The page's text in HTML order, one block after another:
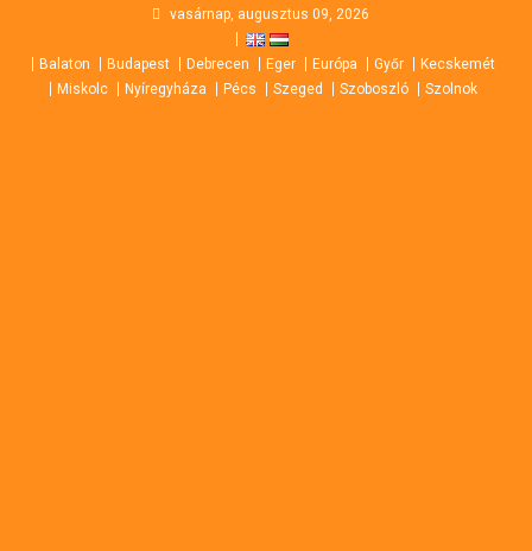
content
vasárnap, augusztus 09, 2026
Balaton Budapest Debrecen Eger Európa Győr
Kecskemét
Miskolc
Nyíregyháza Pécs Szeged Szoboszló Szolnok